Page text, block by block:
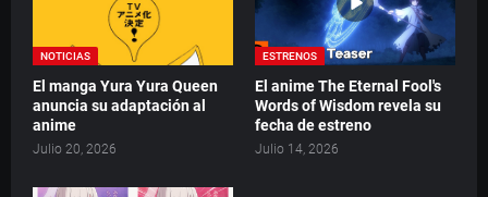
NOTICIAS
El manga Yura Yura Queen
anuncia su adaptación al
anime
Julio 20, 2026
ESTRENOS
El anime The Eternal Fool's
Words of Wisdom revela su
fecha de estreno
Julio 14, 2026